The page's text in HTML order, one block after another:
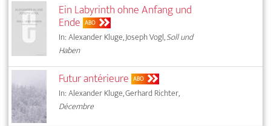
Ein Labyrinth ohne Anfang und
Ende ABO
In: Alexander Kluge, Joseph Vogl,Soll und
Haben
Futur antérieure ABO
In: Alexander Kluge, Gerhard Richter,
Décembre